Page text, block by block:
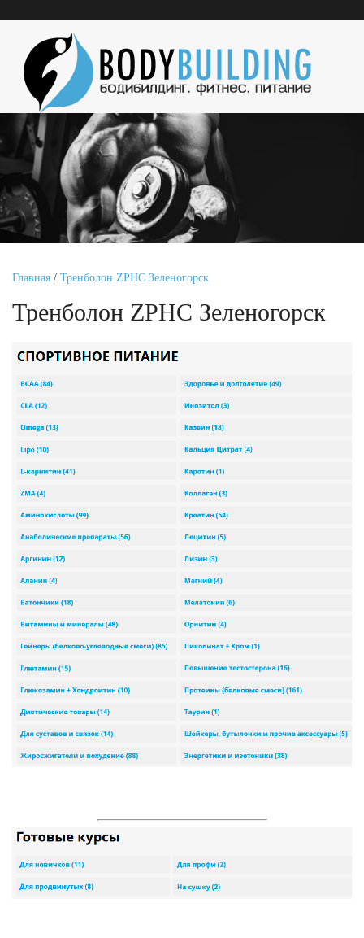
Главная / Тренболон ZPHC Зеленогорск
Тренболон ZPHC Зеленогорск